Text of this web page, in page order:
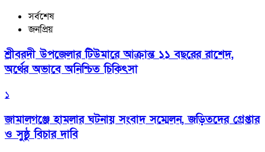
সর্বশেষ
জনপ্রিয়
শ্রীবরদী উপজেলার টিউমারে আক্রান্ত ১১ বছরের রাশেদ,
অর্থের অভাবে অনিশ্চিত চিকিৎসা
১
জামালগঞ্জে হামলার ঘটনায় সংবাদ সম্মেলন, জড়িতদের গ্রেপ্তার
ও সুষ্ঠু বিচার দাবি